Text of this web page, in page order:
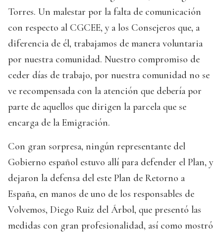
Torres. Un malestar por la falta de comunicación
con respecto al CGCEE, y a los Consejeros que, a
diferencia de él, trabajamos de manera voluntaria
por nuestra comunidad. Nuestro compromiso de
ceder días de trabajo, por nuestra comunidad no se
ve recompensada con la atención que debería por
parte de aquellos que dirigen la parcela que se
encarga de la Emigración.
Con gran sorpresa, ningún representante del
Gobierno español estuvo allí para defender el Plan, y
dejaron la defensa del este Plan de Retorno a
España, en manos de uno de los responsables de
Volvemos, Diego Ruiz del Árbol, que presentó las
medidas con gran profesionalidad, así como mostró